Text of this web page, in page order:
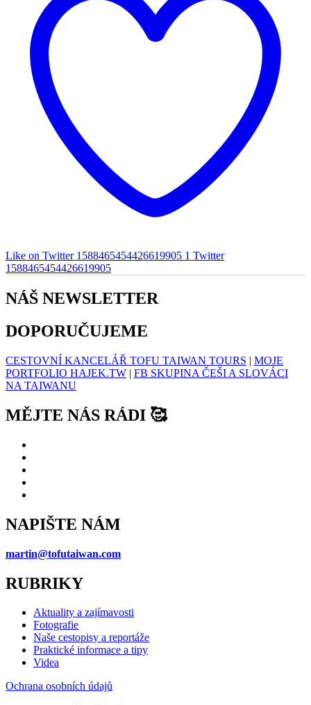
Like on Twitter 1588465454426619905 1 Twitter
1588465454426619905
NÁŠ NEWSLETTER
DOPORUČUJEME
CESTOVNÍ KANCELÁŘ TOFU TAIWAN TOURS | MOJE
PORTFOLIO HAJEK.TW | FB SKUPINA ČEŠI A SLOVÁCI
NA TAIWANU
MĚJTE NÁS RÁDI 🥰
NAPIŠTE NÁM
martin@tofutaiwan.com
RUBRIKY
Aktuality a zajímavosti
Fotografie
Naše cestopisy a reportáže
Praktické informace a tipy
Videa
Ochrana osobních údajů